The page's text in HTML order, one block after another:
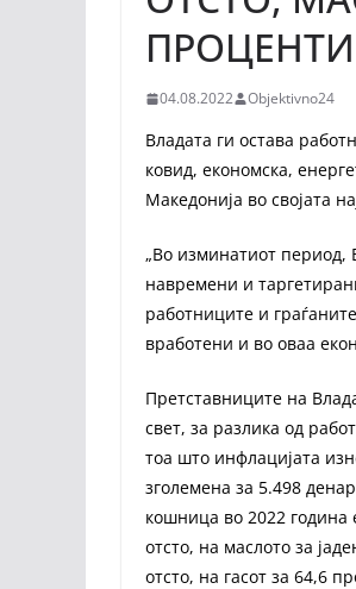
04.08.2022 Objektivno24
Владата ги остава
ковид, економска,
Македонија во својата
„Во изминатиот период,
навремени и
работниците и
вработени и во оваа
Претставниците на
свет, за разлика од
тоа што инфлацијата
зголемена за 5.498
кошница во 2022 година
отсто, на маслото за
отсто, на гасот за 64,6